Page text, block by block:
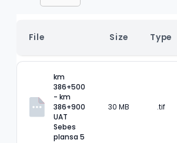
File Size Type
km
386+500
- km
386+900
UAT
Sebes
plansa 5
30 MB .tif